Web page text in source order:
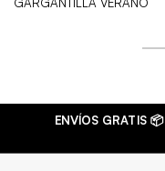
ENVÍOS GRATIS 📦